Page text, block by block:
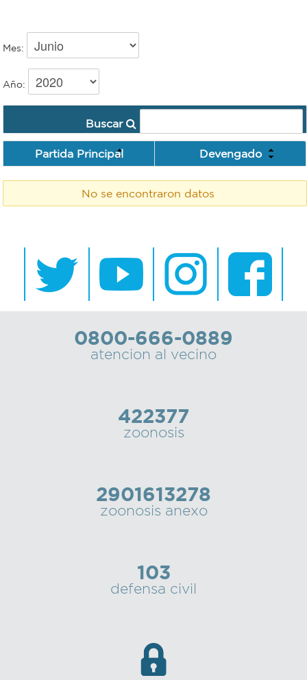
colectivos
Recarga
Mes:
Año:
Buscar
Partida Principal Devengado
No se encontraron datos
0800-666-0889
atencion al vecino
422377
zoonosis
2901613278
zoonosis anexo
103
defensa civil